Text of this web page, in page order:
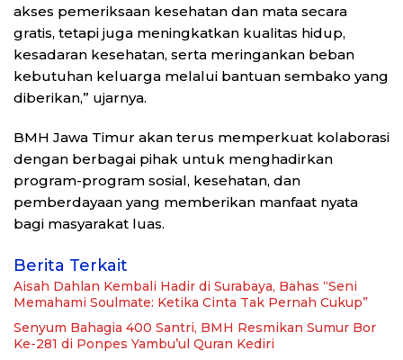
akses pemeriksaan kesehatan dan mata secara
gratis, tetapi juga meningkatkan kualitas hidup,
kesadaran kesehatan, serta meringankan beban
kebutuhan keluarga melalui bantuan sembako yang
diberikan,” ujarnya.
BMH Jawa Timur akan terus memperkuat kolaborasi
dengan berbagai pihak untuk menghadirkan
program-program sosial, kesehatan, dan
pemberdayaan yang memberikan manfaat nyata
bagi masyarakat luas.
Berita Terkait
Aisah Dahlan Kembali Hadir di Surabaya, Bahas “Seni
Memahami Soulmate: Ketika Cinta Tak Pernah Cukup”
Senyum Bahagia 400 Santri, BMH Resmikan Sumur Bor
Ke-281 di Ponpes Yambu’ul Quran Kediri